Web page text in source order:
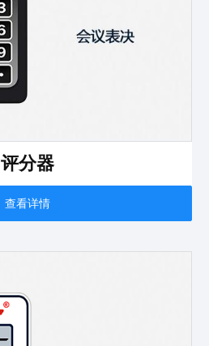
评分器
查看详情